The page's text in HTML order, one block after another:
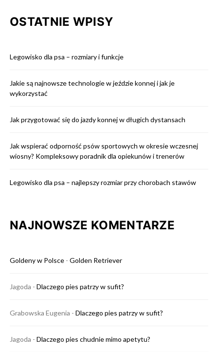
OSTATNIE WPISY
Legowisko dla psa – rozmiary i funkcje
Jakie są najnowsze technologie w jeździe konnej i jak je
wykorzystać
Jak przygotować się do jazdy konnej w długich dystansach
Jak wspierać odporność psów sportowych w okresie wczesnej
wiosny? Kompleksowy poradnik dla opiekunów i trenerów
Legowisko dla psa – najlepszy rozmiar przy chorobach stawów
NAJNOWSZE KOMENTARZE
Goldeny w Polsce - Golden Retriever
Jagoda - Dlaczego pies patrzy w sufit?
Grabowska Eugenia - Dlaczego pies patrzy w sufit?
Jagoda - Dlaczego pies chudnie mimo apetytu?